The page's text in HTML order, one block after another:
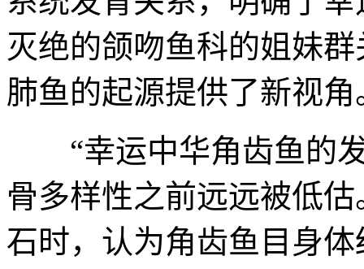
灭绝的颌吻鱼科的姐妹
肺鱼的起源提供了新视角
“幸运中华角齿鱼的发
骨多样性之前远远被低
石时，认为角齿鱼目身